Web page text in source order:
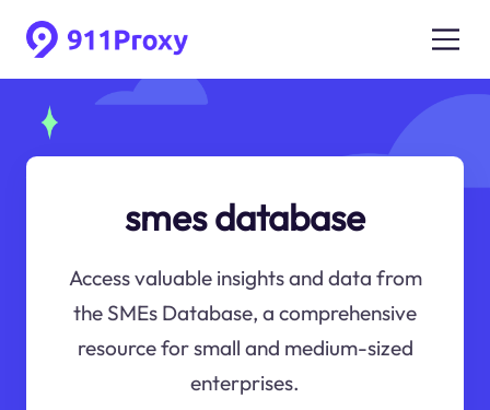
smes database
Access valuable insights and data from
the SMEs Database, a comprehensive
resource for small and medium-sized
enterprises.